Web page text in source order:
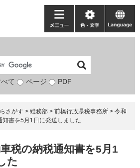
検
象
て ページ PDF
メ
ニ
ー
色・
文
language
さがす > 総務部 > 前橋行政県税事務所 > 令和
書を5月1日に発送しました
税の納税通知書を5月1
た